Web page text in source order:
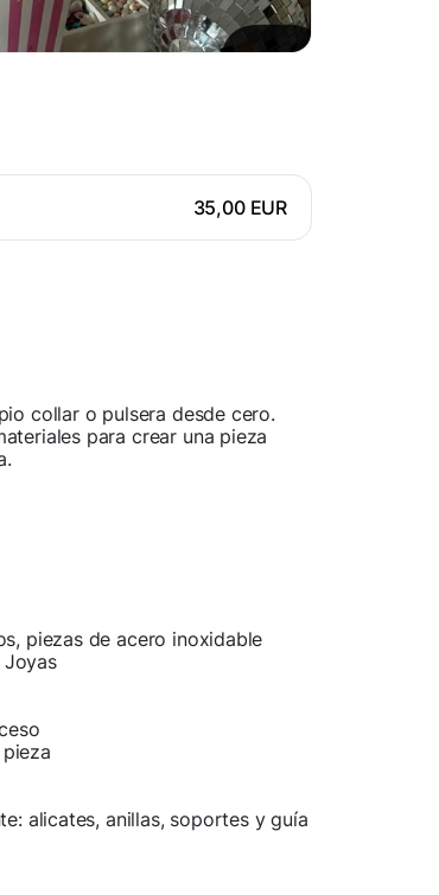
35,00 EUR
collar o pulsera desde cero.
para crear una pieza
piezas de acero inoxidable
Joyas
alicates, anillas, soportes y guía